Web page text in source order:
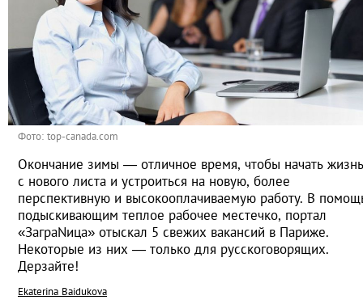
Фото: top-canada.com
Окончание зимы — отличное время, чтобы начать жизнь
с нового листа и устроиться на новую, более
перспективную и высокооплачиваемую работу. В
подыскивающим теплое рабочее местечко, портал
«ЗаграNица» отыскал 5 свежих вакансий в Париже.
Некоторые из них — только для русскоговорящих.
Дерзайте!
Ekaterina Baidukova